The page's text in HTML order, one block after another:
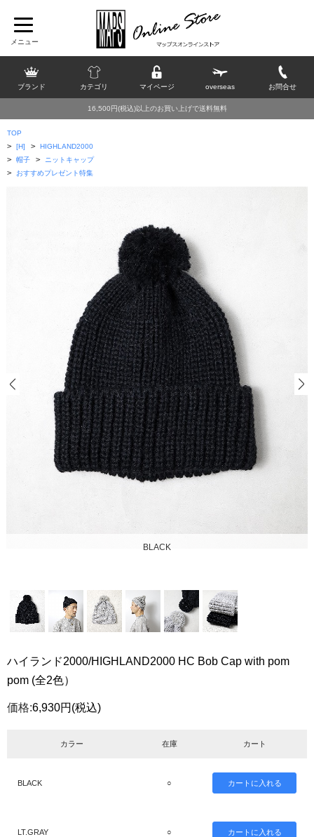
ブランド カテゴリ マイページ overseas お問合せ
16,500円(税込)以上のお買い上げで送料無料
TOP
> [H] > HIGHLAND2000
> 帽子 > ニットキャップ
> おすすめプレゼント特集
BLACK
ハイランド2000/HIGHLAND2000 HC Bob Cap with pom
pom (全2色）
価格:6,930円 (税込)
カラー 在庫 カート
BLACK ○
LT.GRAY ○